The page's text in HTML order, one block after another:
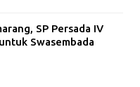
SP Persada IV
Swasembada